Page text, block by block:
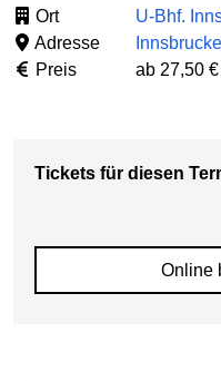
Ort
U-Bhf.
Adresse
Preis
ab 27,50 €
Tickets für diesen
Online